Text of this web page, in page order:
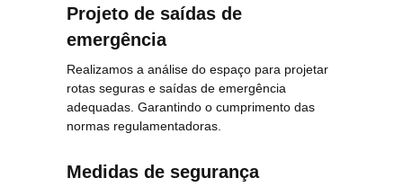
Projeto de saídas de
emergência
Realizamos a análise do espaço para projetar
rotas seguras e saídas de emergência
adequadas. Garantindo o cumprimento das
normas regulamentadoras.
Medidas de segurança